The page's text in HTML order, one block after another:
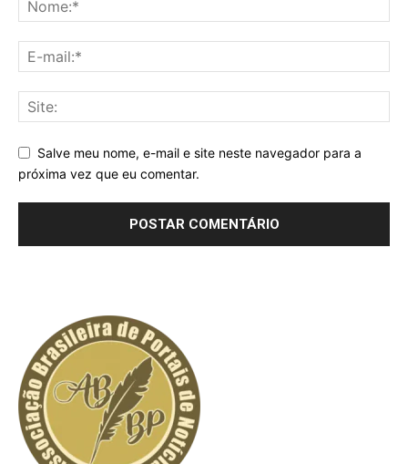
Salve meu nome, e-mail e site neste navegador para a
próxima vez que eu comentar.